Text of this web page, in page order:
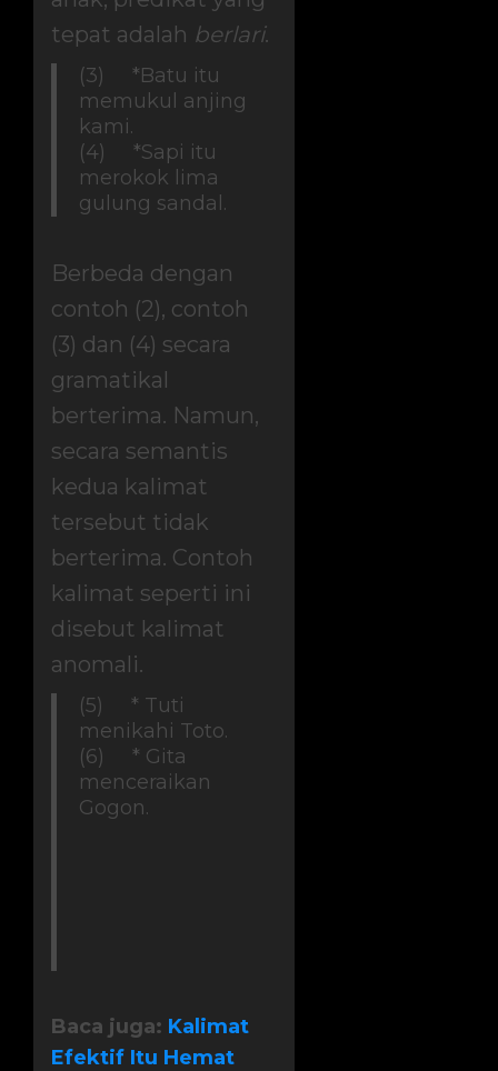
tepat adalah berlari.
(3) *Batu itu
memukul anjing
kami.
(4) *Sapi itu
merokok lima
gulung sandal.
Berbeda dengan
contoh (2), contoh
(3) dan (4) secara
gramatikal
berterima. Namun,
secara semantis
kedua kalimat
tersebut tidak
berterima. Contoh
kalimat seperti ini
disebut kalimat
anomali.
(5) * Tuti
menikahi Toto.
(6) * Gita
menceraikan
Gogon.
Baca juga: Kalimat
Efektif Itu Hemat